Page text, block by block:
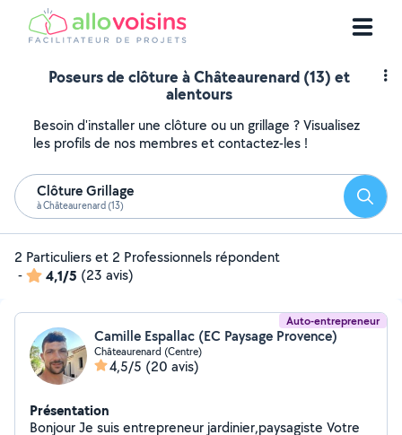
Poseurs de clôture à Châteaurenard (13) et
alentours
Besoin d'installer une clôture ou un grillage ? Visualisez
les profils de nos membres et contactez-les !
Clôture Grillage
à Châteaurenard (13)
2 Particuliers et 2 Professionnels répondent
-
4,1/5 (23 avis)
Auto-entrepreneur
Camille Espallac (EC Paysage Provence)
Châteaurenard (Centre)
4,5/5 (20 avis)
Présentation
Bonjour Je suis entrepreneur jardinier,paysagiste Votre